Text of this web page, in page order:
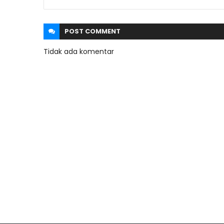
POST COMMENT
Tidak ada komentar